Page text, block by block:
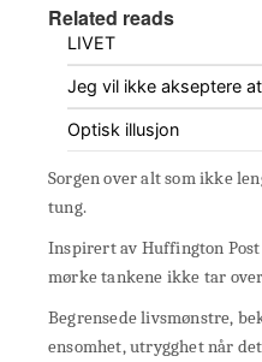
Related reads
LIVET
Jeg vil ikke akseptere
Optisk illusjon
Sorgen over alt som ikke
tung.
Inspirert av Huffington
mørke tankene ikke tar
Begrensede livsmønstre,
ensomhet, utrygghet når